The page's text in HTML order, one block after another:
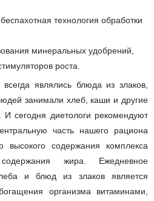
технология обработки
минеральных удобрений,
роста.
являлись блюда из злаков,
занимали хлеб, каши и другие
сегодня диетологи рекомендуют
часть нашего рациона
высокого содержания комплекса
жира. Ежедневное
и блюд из злаков является
организма витаминами,